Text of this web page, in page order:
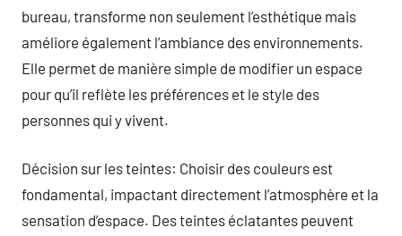
bureau, transforme non seulement l’esthétique mais
améliore également l’ambiance des environnements.
Elle permet de manière simple de modifier un espace
pour qu’il reflète les préférences et le style des
personnes qui y vivent.
Décision sur les teintes: Choisir des couleurs est
fondamental, impactant directement l’atmosphère et la
sensation d’espace. Des teintes éclatantes peuvent